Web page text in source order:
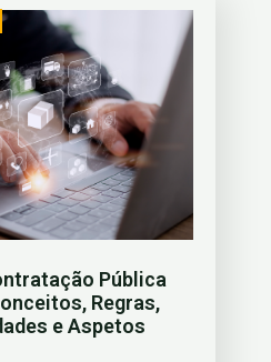
Pública
Regras,
e Aspetos